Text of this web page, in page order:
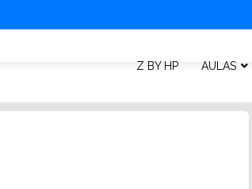
Z BY HP AULAS